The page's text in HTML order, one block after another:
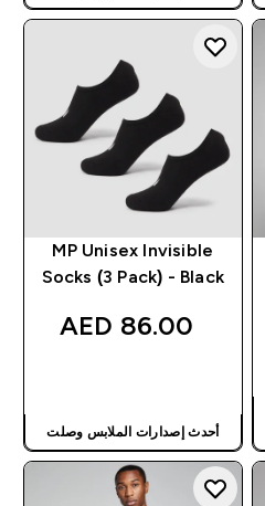
MP Unisex Invisible
Socks (3 Pack) - Black
86.00 AED‎
أحدث إصدارات الملابس وصلت